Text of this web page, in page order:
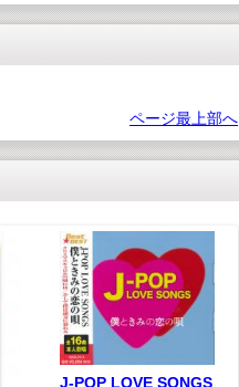
ページ最上部へ
J-POP LOVE SONGS